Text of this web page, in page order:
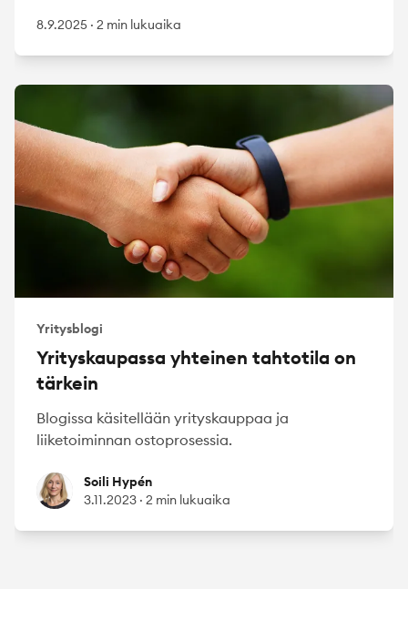
8.9.2025 · 2 min lukuaika
Yritysblogi
Yrityskaupassa yhteinen tahtotila on
tärkein
Blogissa käsitellään yrityskauppaa ja
liiketoiminnan ostoprosessia.
Soili HypénSoili Hypén
3.11.2023 · 2 min lukuaika